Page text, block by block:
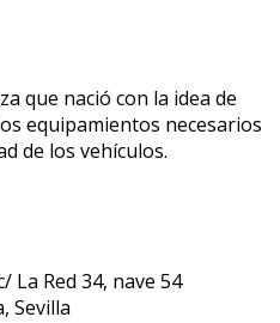
que nació con la idea de
equipamientos necesarios
de los vehículos.
La Red 34, nave 54
Sevilla